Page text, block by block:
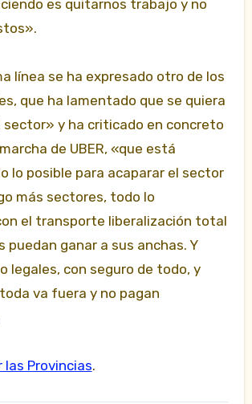
es quitarnos trabajo y no
línea se ha expresado otro de los
que ha lamentado que se quiera
sector» y ha criticado en concreto
de UBER, «que está
lo posible para acaparar el sector
más sectores, todo lo
el transporte liberalización total
puedan ganar a sus anchas. Y
legales, con seguro de todo, y
va fuera y no pagan
las Provincias.